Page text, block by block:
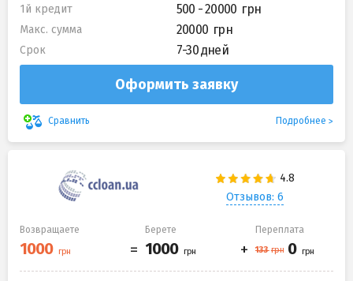
1й кредит 500 - 20000
Макс. сумма 20000
Срок 7-30 дней
Оформить заявку
Сравнить Подробнее
Отзывов: 6
Возвращаете Берете Переплата